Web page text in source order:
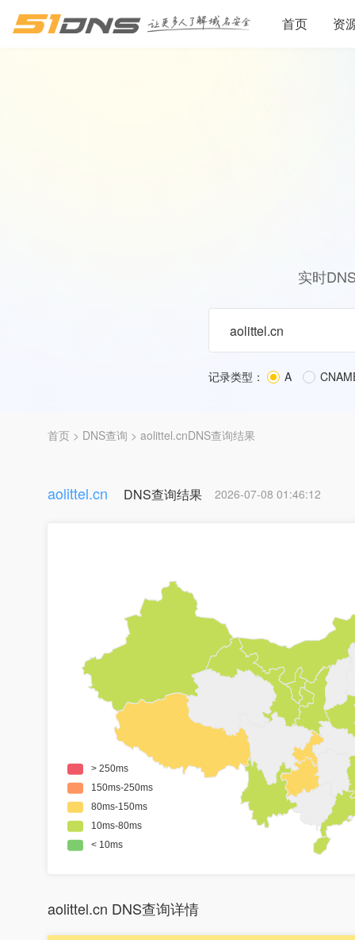
首页 资
实时
记录类型： A
首页 > DNS查询 > aolittel.cnDNS查询结果
aolittel.cn DNS查询结果 2026-07-08 01:46:12
aolittel.cn DNS查询详情